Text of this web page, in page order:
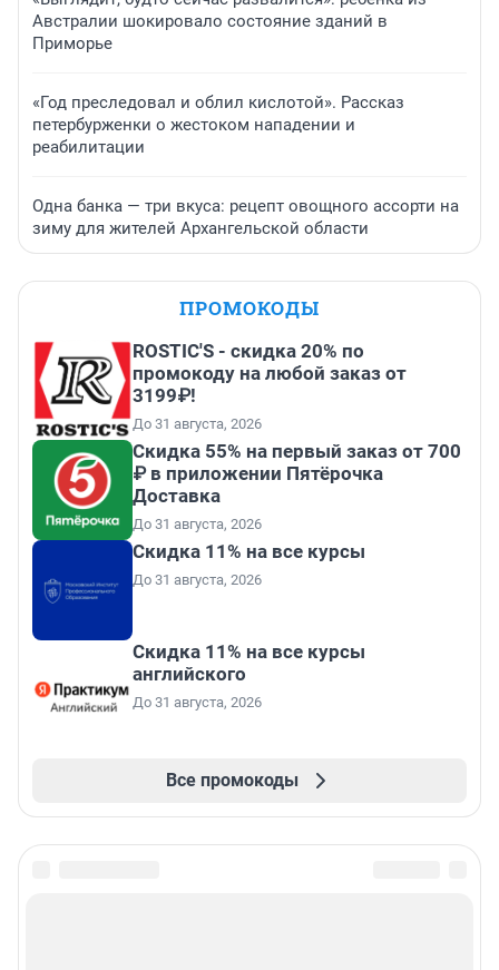
Австралии шокировало состояние зданий в
Приморье
«Год преследовал и облил кислотой». Рассказ
петербурженки о жестоком нападении и
реабилитации
Одна банка — три вкуса: рецепт овощного ассорти на
зиму для жителей Архангельской области
ПРОМОКОДЫ
ROSTIC'S - скидка 20% по
промокоду на любой заказ от
3199₽!
До 31 августа, 2026
Скидка 55% на первый заказ от 700
₽ в приложении Пятёрочка
Доставка
До 31 августа, 2026
Скидка 11% на все курсы
До 31 августа, 2026
Скидка 11% на все курсы
английского
До 31 августа, 2026
Все промокоды